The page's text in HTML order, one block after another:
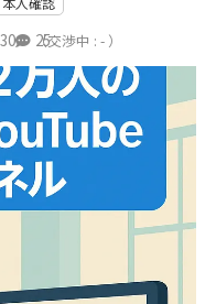
30 25
（交渉中 : - ）